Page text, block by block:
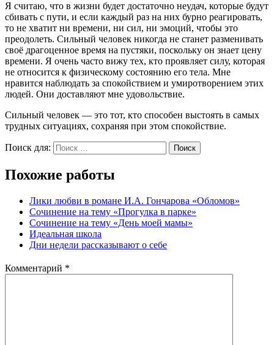
Я считаю, что в жизни будет достаточно неудач, которые будут
сбивать с пути, и если каждый раз на них бурно реагировать,
то не хватит ни времени, ни сил, ни эмоций, чтобы это
преодолеть. Сильный человек никогда не станет разменивать
своё драгоценное время на пустяки, поскольку он знает цену
времени. Я очень часто вижу тех, кто проявляет силу, которая
не относится к физическому состоянию его тела. Мне
нравится наблюдать за спокойствием и умиротворением этих
людей. Они доставляют мне удовольствие.
Сильный человек — это тот, кто способен выстоять в самых
трудных ситуациях, сохраняя при этом спокойствие.
Поиск для: Поиск
Похожие работы
Лики любви в романе И.А. Гончарова «Обломов»
Сочинение на тему «Прогулка в парке»
Сочинение на тему «День моей мамы»
Идеальная школа
Дни недели рассказывают о себе
Комментарий *